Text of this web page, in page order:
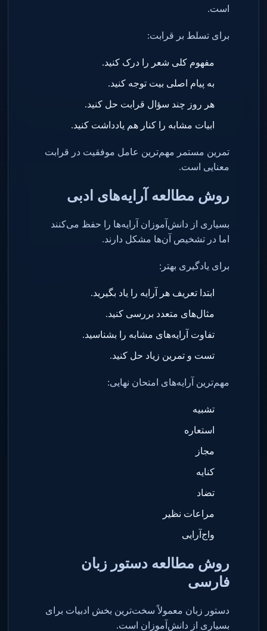
است.
برای تسلط بر قرابت:
مفهوم کلی شعر را درک کنید.
به پیام اصلی بیت توجه کنید.
هر روز چند سؤال قرابت حل کنید.
ابیات مشابه را کنار هم یادداشت کنید.
تمرین مستمر مهم‌ترین عامل موفقیت در قرابت
معنایی است.
روش مطالعه آرایه‌های ادبی
بسیاری از دانش‌آموزان آرایه‌ها را حفظ می‌کنند
اما در تشخیص آن‌ها مشکل دارند.
برای یادگیری بهتر :
ابتدا تعریف هر آرایه را یاد بگیرید.
مثال‌های متعدد بررسی کنید.
تفاوت آرایه‌های مشابه را بشناسید.
تست و تمرین زیاد حل کنید.
مهم‌ترین آرایه‌های امتحان نهایی:
تشبیه
استعاره
مجاز
کنایه
تضاد
مراعات نظیر
واج‌آرایی
روش مطالعه دستور زبان
فارسی
دستور زبان معمولاً سخت‌ترین بخش ادبیات برای
بسیاری از دانش‌آموزان است.